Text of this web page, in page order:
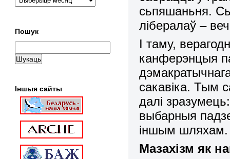
сьпяшаньня.
лібералаў –
І таму,
канферэнцыя
сакавіка. Тым
далі
выбарныя
іншым шляхам.
Мазахізм як
Пошук
Іншыя сайты